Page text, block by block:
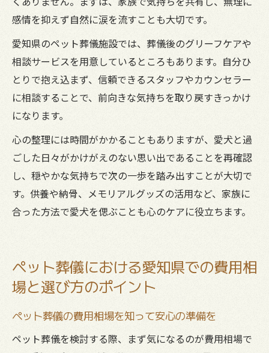
感情を抑えず自然に涙を流すことも大切です。
愛知県のペット葬儀施設では、葬儀後のグリーフケアや
相談サービスを用意しているところもあります。自分ひ
とりで抱え込まず、信頼できるスタッフやカウンセラー
に相談することで、前向きな気持ちを取り戻すきっかけ
になります。
心の整理には時間がかかることもありますが、愛犬と過
ごした日々がかけがえのない思い出であることを再確認
し、穏やかな気持ちで次の一歩を踏み出すことが大切で
す。供養や納骨、メモリアルグッズの活用など、家族に
合った方法で愛犬を偲ぶことも心のケアに役立ちます。
ペット葬儀における愛知県での費用相
場と選び方のポイント
ペット葬儀の費用相場を知って安心の準備を
ペット葬儀を検討する際、まず気になるのが費用相場で